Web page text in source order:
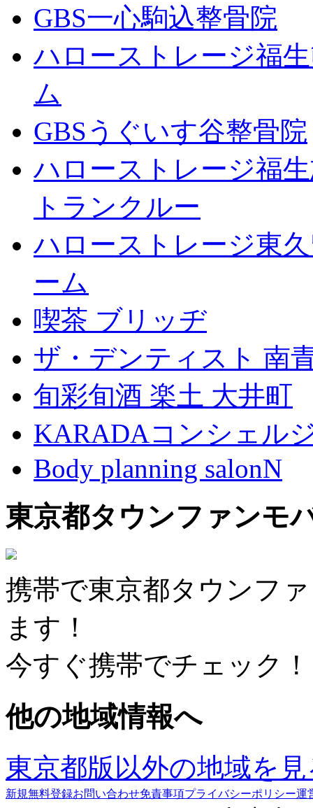
GBS一心駒込整骨院
ハローストレージ福
ム
GBSうぐいす谷整骨院
ハローストレージ福
トランクルー
ハローストレージ東
ーム
喫茶 ブリッヂ
ザ・デンティスト 南
旬彩旬酒 楽土 大井町
KARADAコンシェル
Body planning salonN
東京都タウンファンモ
携帯で東京都タウンフ
ます！
今すぐ携帯でチェック！
他の地域情報へ
東京都版以外の地域を
新規無料登録お問い合わせ免責事項プライバシーポリシー運